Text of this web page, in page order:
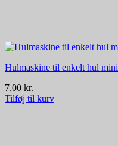
Hulmaskine til enkelt hul mini
7,00 kr.
Tilføj til kurv